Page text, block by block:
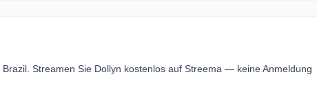
Streamen Sie Dollyn kostenlos auf Streema — keine Anmeldung